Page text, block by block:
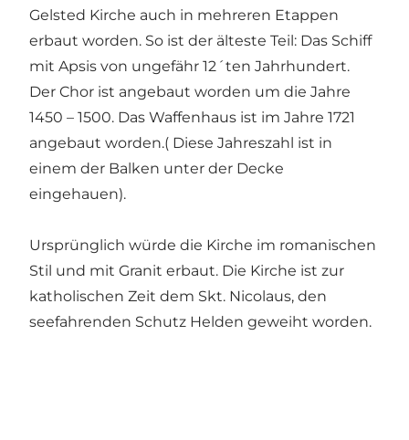
Gelsted Kirche auch in mehreren Etappen
erbaut worden. So ist der älteste Teil: Das Schiff
mit Apsis von ungefähr 12´ten Jahrhundert.
Der Chor ist angebaut worden um die Jahre
1450 – 1500. Das Waffenhaus ist im Jahre 1721
angebaut worden.( Diese Jahreszahl ist in
einem der Balken unter der Decke
eingehauen).
Ursprünglich würde die Kirche im romanischen
Stil und mit Granit erbaut. Die Kirche ist zur
katholischen Zeit dem Skt. Nicolaus, den
seefahrenden Schutz Helden geweiht worden.